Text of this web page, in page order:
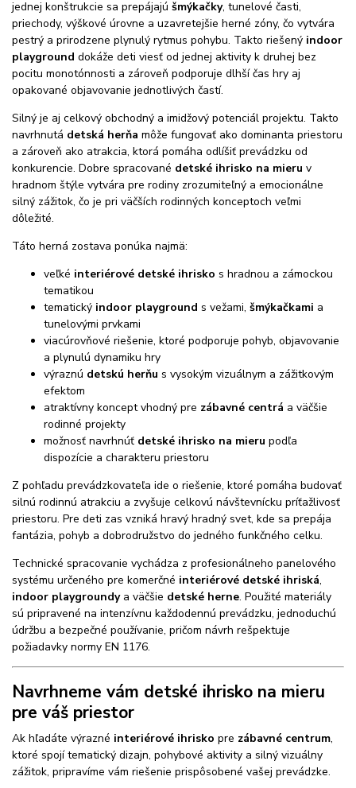
jednej konštrukcie sa prepájajú šmýkačky, tunelové časti,
priechody, výškové úrovne a uzavretejšie herné zóny, čo vytvára
pestrý a prirodzene plynulý rytmus pohybu. Takto riešený indoor
playground dokáže deti viesť od jednej aktivity k druhej bez
pocitu monotónnosti a zároveň podporuje dlhší čas hry aj
opakované objavovanie jednotlivých častí.
Silný je aj celkový obchodný a imidžový potenciál projektu. Takto
navrhnutá detská herňa môže fungovať ako dominanta priestoru
a zároveň ako atrakcia, ktorá pomáha odlíšiť prevádzku od
konkurencie. Dobre spracované detské ihrisko na mieru v
hradnom štýle vytvára pre rodiny zrozumiteľný a emocionálne
silný zážitok, čo je pri väčších rodinných konceptoch veľmi
dôležité.
Táto herná zostava ponúka najmä:
veľké interiérové detské ihrisko s hradnou a zámockou
tematikou
tematický indoor playground s vežami, šmýkačkami a
tunelovými prvkami
viacúrovňové riešenie, ktoré podporuje pohyb, objavovanie
a plynulú dynamiku hry
výraznú detskú herňu s vysokým vizuálnym a zážitkovým
efektom
atraktívny koncept vhodný pre zábavné centrá a väčšie
rodinné projekty
možnosť navrhnúť detské ihrisko na mieru podľa
dispozície a charakteru priestoru
Z pohľadu prevádzkovateľa ide o riešenie, ktoré pomáha budovať
silnú rodinnú atrakciu a zvyšuje celkovú návštevnícku príťažlivosť
priestoru. Pre deti zas vzniká hravý hradný svet, kde sa prepája
fantázia, pohyb a dobrodružstvo do jedného funkčného celku.
Technické spracovanie vychádza z profesionálneho panelového
systému určeného pre komerčné interiérové detské ihriská,
indoor playgroundya väčšie detské herne. Použité materiály
sú pripravené na intenzívnu každodennú prevádzku, jednoduchú
údržbu a bezpečné používanie, pričom návrh rešpektuje
požiadavky normy EN 1176.
Navrhneme vám detské ihrisko na mieru
pre váš priestor
Ak hľadáte výrazné interiérové ihrisko pre zábavné centrum,
ktoré spojí tematický dizajn, pohybové aktivity a silný vizuálny
zážitok, pripravíme vám riešenie prispôsobené vašej prevádzke.